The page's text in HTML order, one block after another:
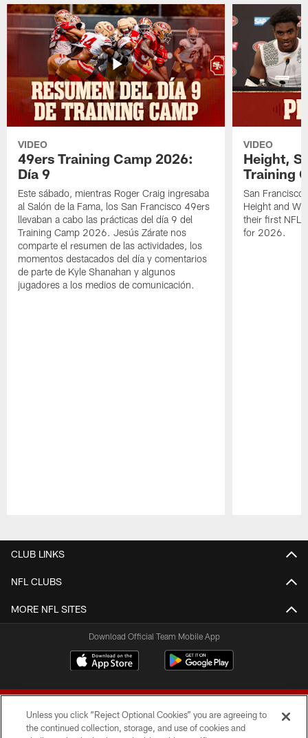
VIDEO
49ers Training Camp 2026:
Día 9
Este sábado, mientras Roger Craig ingresaba
al Salón de la Fama, los San Francisco 49ers
llevaban a cabo las prácticas del día 9 del
Training Camp 2026. Jesús Zárate nos
comparte el resumen de las actividades, los
momentos destacados del día y comentarios
de parte de Kyle Shanahan y algunos
jugadores a los medios de comunicación.
VIDEO
Height,
Training
San Francisco
Height and
their first NFL
for 2026.
CLUB LINKS
NFL CLUBS
MORE NFL SITES
Download Official Team Mobile App
Unless you click “Reject Optional Cookies” you are agreeing to
the continued collection, storage, and use of cookies and